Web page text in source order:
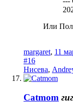
Или
margaret, 11
#16
Нисева,
Catmom